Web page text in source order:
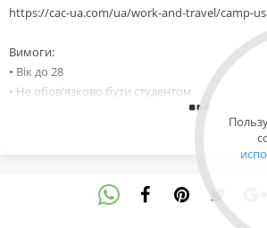
https://cac-ua.com/ua/work-and-travel/camp-
Вимоги:
• Вік до 28
• Не обов'язково бути студентом
Робота з дітьми в американському таборі.